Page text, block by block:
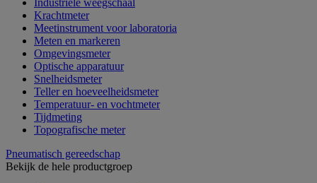
Krachtmeter
Meetinstrument voor laboratoria
Meten en markeren
Omgevingsmeter
Optische apparatuur
Snelheidsmeter
Teller en hoeveelheidsmeter
Temperatuur- en vochtmeter
Tijdmeting
Topografische meter
Pneumatisch gereedschap
Bekijk de hele productgroep